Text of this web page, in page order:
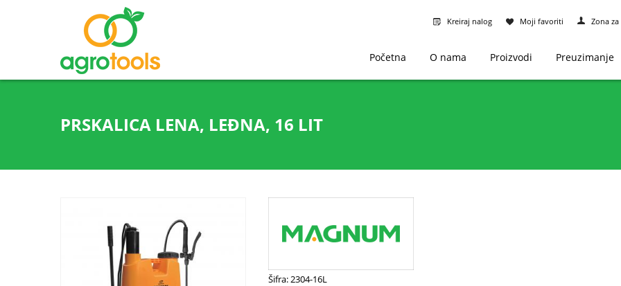
PRSKALICA LENA, LEĐNA, 16 LIT
Kreiraj nalog Moji favoriti Zona
Početna O nama Proizvodi Preuzimanje
Šifra: 2304-16L